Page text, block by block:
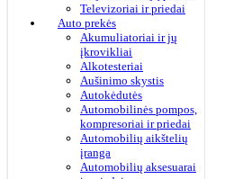
Televizoriai ir priedai
Auto prekės
Akumuliatoriai ir jų
įkrovikliai
Alkotesteriai
Aušinimo skystis
Autokėdutės
Automobilinės pompos,
kompresoriai ir priedai
Automobilių aikštelių
įranga
Automobilių aksesuarai